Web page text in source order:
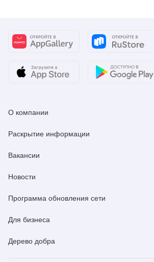
О компании
Раскрытие информации
Вакансии
Новости
Программа обновления сети
Для бизнеса
Дерево добра